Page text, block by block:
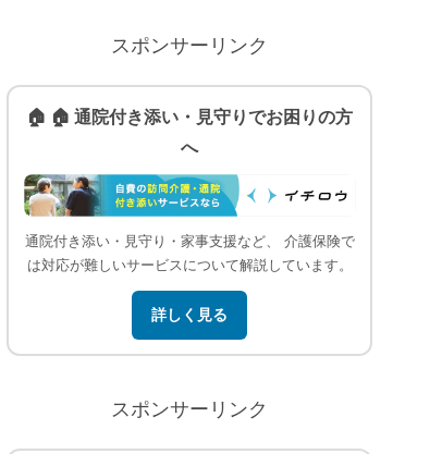
スポンサーリンク
🏠 🏠 通院付き添い・見守りでお困りの方
へ
通院付き添い・見守り・家事支援など、 介護保険で
は対応が難しいサービスについて解説しています。
詳しく見る
スポンサーリンク